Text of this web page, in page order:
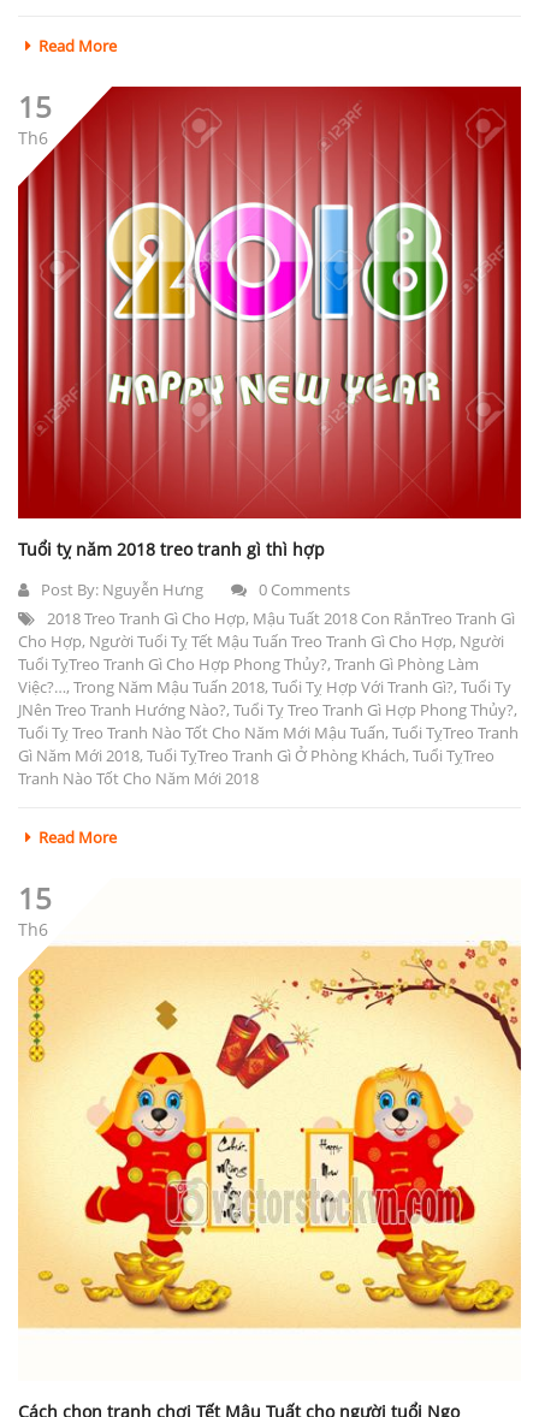
Read More
15
Th6
Tuổi tỵ năm 2018 treo tranh gì thì hợp
Post By: Nguyễn Hưng
0 Comments
2018 Treo Tranh Gì Cho Hợp, Mậu Tuất 2018 Con RắnTreo Tranh Gì
Cho Hợp, Người Tuổi Tỵ Tết Mậu Tuấn Treo Tranh Gì Cho Hợp, Người
Tuổi TỵTreo Tranh Gì Cho Hợp Phong Thủy?, Tranh Gì Phòng Làm
Việc?…, Trong Năm Mậu Tuấn 2018, Tuổi Tỵ Hợp Với Tranh Gì?, Tuổi Ty
JNên Treo Tranh Hướng Nào?, Tuổi Tỵ Treo Tranh Gì Hợp Phong Thủy?,
Tuổi Tỵ Treo Tranh Nào Tốt Cho Năm Mới Mậu Tuấn, Tuổi TỵTreo Tranh
Gì Năm Mới 2018, Tuổi TỵTreo Tranh Gì Ở Phòng Khách, Tuổi TỵTreo
Tranh Nào Tốt Cho Năm Mới 2018
Read More
15
Th6
Cách chọn tranh chơi Tết Mậu Tuất cho người tuổi Ngọ